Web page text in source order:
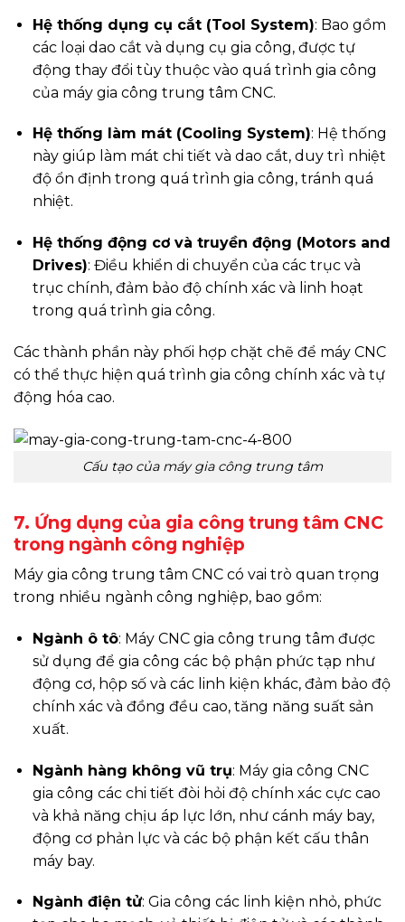
Hệ thống dụng cụ cắt (Tool System): Bao gồm
các loại dao cắt và dụng cụ gia công, được tự
động thay đổi tùy thuộc vào quá trình gia công
của máy gia công trung tâm CNC.
Hệ thống làm mát (Cooling System): Hệ thống
này giúp làm mát chi tiết và dao cắt, duy trì nhiệt
độ ổn định trong quá trình gia công, tránh quá
nhiệt.
Hệ thống động cơ và truyền động (Motors and
Drives): Điều khiển di chuyển của các trục và
trục chính, đảm bảo độ chính xác và linh hoạt
trong quá trình gia công.
Các thành phần này phối hợp chặt chẽ để máy CNC
có thể thực hiện quá trình gia công chính xác và tự
động hóa cao.
Cấu tạo của máy gia công trung tâm
7. Ứng dụng của gia công trung tâm CNC
trong ngành công nghiệp
Máy gia công trung tâm CNC có vai trò quan trọng
trong nhiều ngành công nghiệp, bao gồm:
Ngành ô tô: Máy CNC gia công trung tâm được
sử dụng để gia công các bộ phận phức tạp như
động cơ, hộp số và các linh kiện khác, đảm bảo độ
chính xác và đồng đều cao, tăng năng suất sản
xuất.
Ngành hàng không vũ trụ: Máy gia công CNC
gia công các chi tiết đòi hỏi độ chính xác cực cao
và khả năng chịu áp lực lớn, như cánh máy bay,
động cơ phản lực và các bộ phận kết cấu thân
máy bay.
Ngành điện tử: Gia công các linh kiện nhỏ, phức